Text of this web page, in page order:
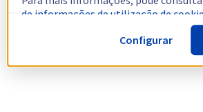
de informações de utilização de
Configurar